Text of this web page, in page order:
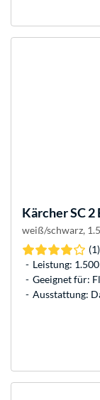
KärcherSC
weiß/schwarz,
(1)
Leistung:
Geeignet für:
Ausstattung: